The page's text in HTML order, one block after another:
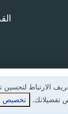
الارتباط لتحسين
تفضيلاتك.
تخصيص